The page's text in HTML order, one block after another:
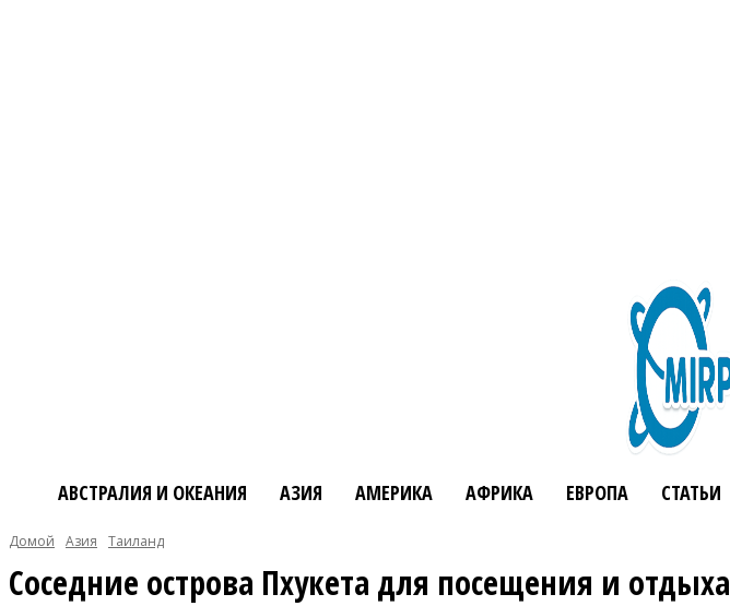
АВСТРАЛИЯ И ОКЕАНИЯ АЗИЯ АМЕРИКА АФРИКА ЕВРОПА СТАТЬИ
Домой Азия Таиланд
Соседние острова Пхукета для посещения и отдыха